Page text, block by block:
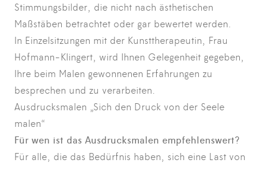
Stimmungsbilder, die nicht nach ästhetischen
Maßstäben betrachtet oder gar bewertet werden.
In Einzelsitzungen mit der Kunsttherapeutin, Frau
Hofmann-Klingert, wird Ihnen Gelegenheit gegeben,
Ihre beim Malen gewonnenen Erfahrungen zu
besprechen und zu verarbeiten.
Ausdrucksmalen „Sich den Druck von der Seele
malen“
Für wen ist das Ausdrucksmalen empfehlenswert?
Für alle, die das Bedürfnis haben, sich eine Last von